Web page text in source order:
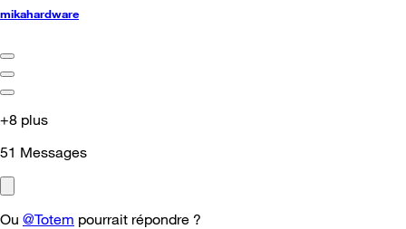
mikahardware
+8 plus
51 Messages
Ou @Totem pourrait répondre ?